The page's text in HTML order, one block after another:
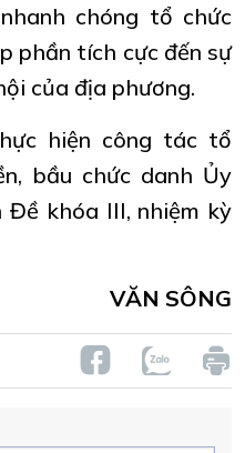
chóng tổ chức
phần tích cực đến sự
của địa phương.
hiện công tác tổ
bầu chức danh Ủy
Đề khóa III, nhiệm kỳ
VĂN SÔNG